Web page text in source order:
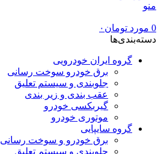
منو
0 مورد تومان ۰
دسته‌بندی‌ها
گروه ایران خودرویی
برق خودرو سوخت رسانی
جلوبندی و سیستم تعلیق
عقب بندی و زیر بندی
گیربکسی خودرو
موتوری خودرو
گروه سایپایی
برق خودرو و سوخت رسانی
جلوبندی و سیستم تعلیق